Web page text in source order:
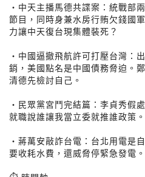
・中天主播馬德共諜案：統戰部
節目，同時身兼水房行賄欠錢國
力讓中天復台現集體裝死？
・中國逼撤飛航許可打壓台灣：
銷，美國點名是中國債務脅迫。
清德先檢討自己。
・民眾黨宮鬥完結篇：李貞秀假
就職說誰讓我當立委就推誰政策。
・蔣萬安敲詐台電：台北用電是
要收耗水費，還威脅停緊急發電。